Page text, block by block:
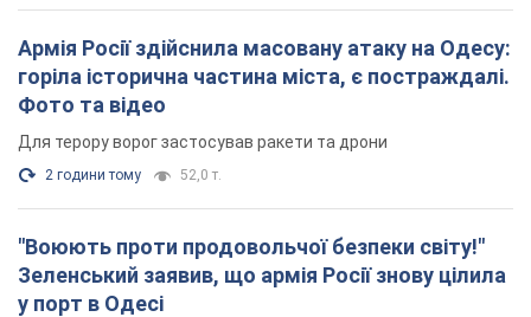
Армія Росії здійснила масовану атаку на Одесу:
горіла історична частина міста, є постраждалі.
Фото та відео
Для терору ворог застосував ракети та дрони
2 години тому 52,0 т.
"Воюють проти продовольчої безпеки світу!"
Зеленський заявив, що армія Росії знову цілила
у порт в Одесі